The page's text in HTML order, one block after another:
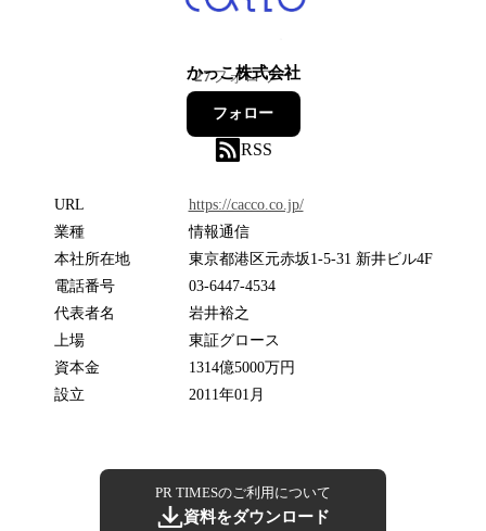
かっこ株式会社
27フォロワー
フォロー
RSS
URL
https://cacco.co.jp/
業種
情報通信
本社所在地
東京都港区元赤坂1-5-31 新井ビル4F
電話番号
03-6447-4534
代表者名
岩井裕之
上場
東証グロース
資本金
1314億5000万円
設立
2011年01月
PR TIMESのご利用について
資料をダウンロード